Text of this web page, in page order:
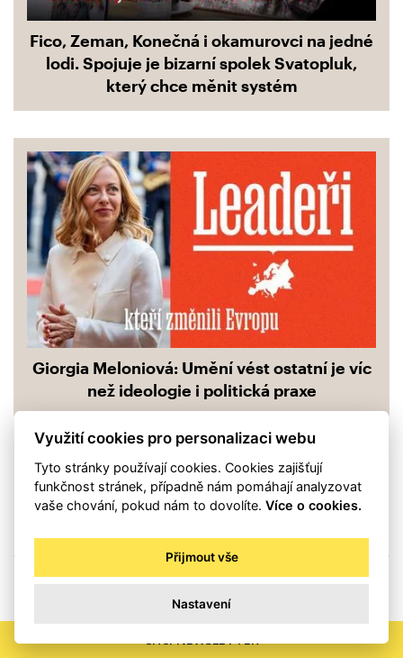
Fico, Zeman, Konečná i okamurovci na jedné
lodi. Spojuje je bizarní spolek Svatopluk,
který chce měnit systém
Giorgia Meloniová: Umění vést ostatní je víc
než ideologie i politická praxe
SDÍLET
Nepodařilo se načíst komentáře.
Využití cookies pro personalizaci webu
Tyto stránky používají cookies. Cookies zajišťují
funkčnost stránek, případně nám pomáhají analyzovat
vaše chování, pokud nám to dovolíte.Více o cookies.
Přijmout vše
Nastavení
CHCI NEWSLETTER